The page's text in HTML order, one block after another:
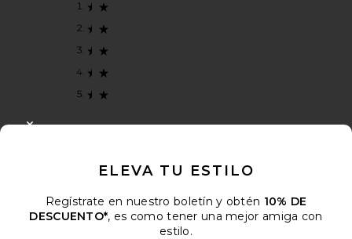
ELEVA TU ESTILO
Regístrate en nuestro boletín y obtén 10% DE
DESCUENTO*, es como tener una mejor amiga con
estilo.